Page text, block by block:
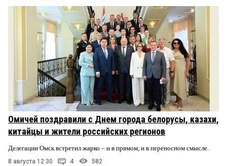
Омичей поздравили с Днем города белорусы, казахи,
китайцы и жители российских регионов
Делегации Омск встретил жарко – и в прямом, и в переносном смысле.
8 августа 12:30 4 582